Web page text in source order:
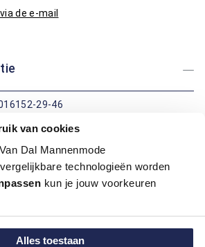
van cookies
Dal Mannenmode
technologieën worden
kun je jouw voorkeuren
Alles toestaan
de e-mail
29-46
Katoen / 35% Polyester / 12%
Fit
elementen motief